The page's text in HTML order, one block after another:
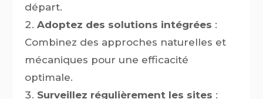
départ.
Adoptez des solutions intégrées :
Combinez des approches naturelles et
mécaniques pour une efficacité
optimale.
Surveillez régulièrement les sites :